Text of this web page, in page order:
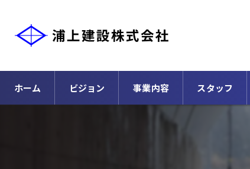
ホーム ビジョン 事業内容 スタッフ